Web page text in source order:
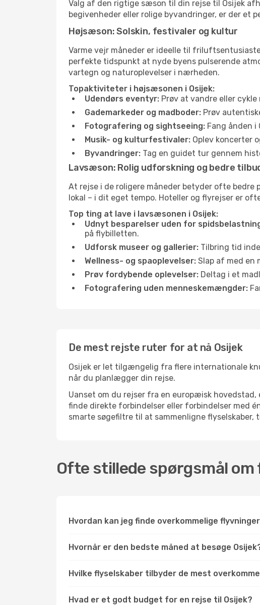
Valg af den rigtige sæson til din rejse til Osijek
begivenheder eller rolige byvandringer, er der et
Højsæson: Solskin, festivaler og kultur
Varme vejr måneder er ideelle til
perfekte tidspunkt at nyde byens pulserende
vartegn og naturoplevelser i nærheden.
Topaktiviteter i højsæsonen i Osijek:
Udendørs eventyr: Prøv at vandre eller
Gademarkeder og madboder: Prøv
Fotografering og sightseeing: Fang ånden
Musik- og kulturfestivaler: Oplev koncerter
Byvandringer: Tag en guidet tur gennem
Lavsæson: Rolig udforskning og bedre
At rejse i de roligere måneder betyder ofte
lokal – i dit eget tempo. Hoteller og flyrejser er
Top ting at lave i lavsæsonen i Osijek:
Udnyt besparelser uden for
på flybilletten.
Udforsk museer og gallerier: Tilbring tid
Wellness- og spaoplevelser: Slap af med en
Prøv fordybende oplevelser: Deltag i et
Fotografering uden menneskemængder:
De mest rejste ruter for at nå Osijek
Osijek er let tilgængelig fra flere internationale
når du planlægger din rejse.
Uanset om du rejser fra en europæisk
finde direkte forbindelser eller forbindelser med
smarte søgefiltre til at sammenligne flyselskaber,
Ofte stillede spørgsmål
Hvordan kan jeg finde overkommelige
Hvornår er den bedste måned at besøge
Hvilke flyselskaber tilbyder de mest
Hvad er et godt budget for en rejse til Osijek?